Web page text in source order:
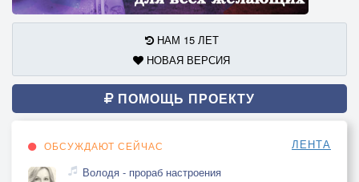
НАМ 15 ЛЕТ
НОВАЯ ВЕРСИЯ
ПОМОЩЬ ПРОЕКТУ
ОБСУЖДАЮТ СЕЙЧАС ЛЕНТА
Володя - прораб настроения